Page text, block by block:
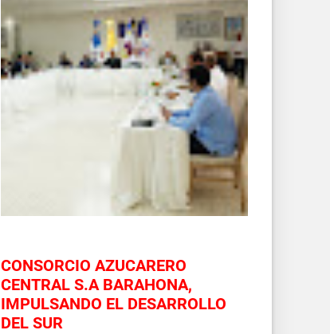
CONSORCIO AZUCARERO
CENTRAL S.A BARAHONA,
IMPULSANDO EL DESARROLLO
DEL SUR